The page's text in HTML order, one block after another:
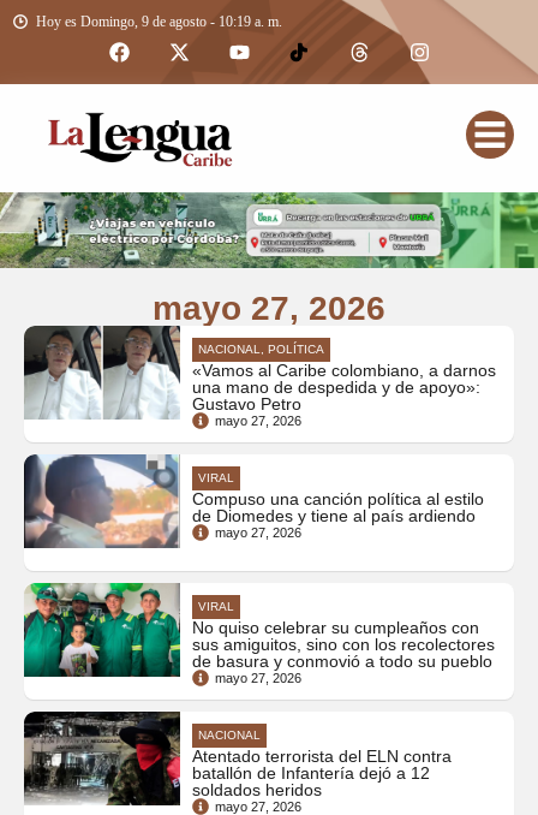
Hoy es Domingo, 9 de agosto - 10:19 a. m.
mayo 27, 2026
NACIONAL, POLÍTICA
«Vamos al Caribe colombiano, a darnos
una mano de despedida y de apoyo»:
Gustavo Petro
mayo 27, 2026
VIRAL
Compuso una canción política al estilo
de Diomedes y tiene al país ardiendo
mayo 27, 2026
VIRAL
No quiso celebrar su cumpleaños con
sus amiguitos, sino con los recolectores
de basura y conmovió a todo su pueblo
mayo 27, 2026
NACIONAL
Atentado terrorista del ELN contra
batallón de Infantería dejó a 12
soldados heridos
mayo 27, 2026